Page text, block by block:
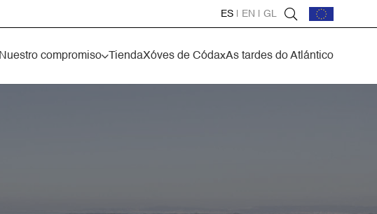
ES EN GL
Nuestro compromiso TiendaXóves de CódaxAs tardes do Atlántico